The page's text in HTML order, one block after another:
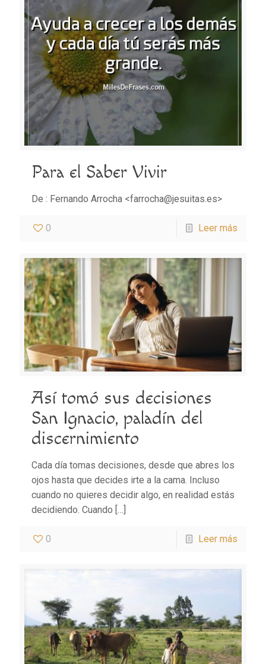
Para el Saber Vivir
De : Fernando Arrocha <farrocha@jesuitas.es>
0 Leer más
Así tomó sus decisiones
San Ignacio, paladín del
discernimiento
Cada día tomas decisiones, desde que abres los
ojos hasta que decides irte a la cama. Incluso
cuando no quieres decidir algo, en realidad estás
decidiendo. Cuando […]
0 Leer más